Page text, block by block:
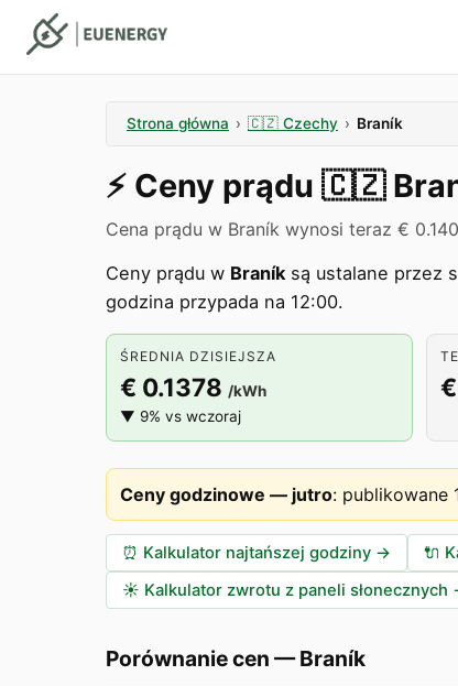
Strona główna › 🇨🇿 Czechy › Braník
⚡️ Ceny prądu 🇨🇿
Cena prądu w Braník wynosi teraz €
Ceny prądu w Braníksą ustalane przez
godzina przypada na 12:00.
ŚREDNIA DZISIEJSZA
€ 0.1378 /kWh
▼ 9% vs wczoraj
Ceny godzinowe — jutro: publikowane
⏰ Kalkulator najtańszej godziny → 🔌
☀️ Kalkulator zwrotu z paneli słonecznych
Porównanie cen —Braník